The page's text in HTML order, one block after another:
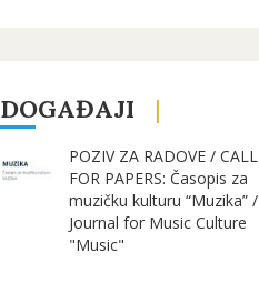
DOGAĐAJI
POZIV ZA RADOVE / CALL
FOR PAPERS: Časopis za
muzičku kulturu “Muzika” /
Journal for Music Culture
"Music"